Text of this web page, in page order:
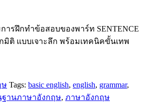
ารฝึกทำข้อสอบของพาร์ท SENTENCE
มิติ แบบเจาะลึก พร้อมเทคนิคขั้นเทพ
ษ Tags: basic english, english, grammar,
านภาษาอังกฤษ, ภาษาอังกฤษ